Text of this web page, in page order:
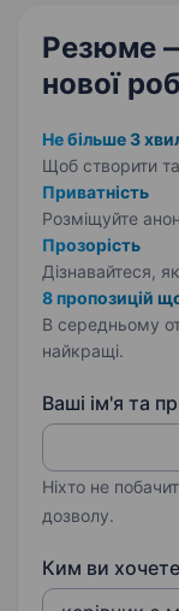
Резюме
нової
Не більше 3
Щоб створити
Приватність
Розміщуйте
Прозорість
Дізнавайтеся,
8 пропозицій
В середньому
найкращі.
Ваші ім'я та
Ніхто не
дозволу.
Ким ви